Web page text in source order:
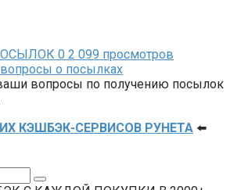
0 2 099 просмотров
о посылках
вопросы по получению посылок
КЭШБЭК-СЕРВИСОВ РУНЕТА ⬅️